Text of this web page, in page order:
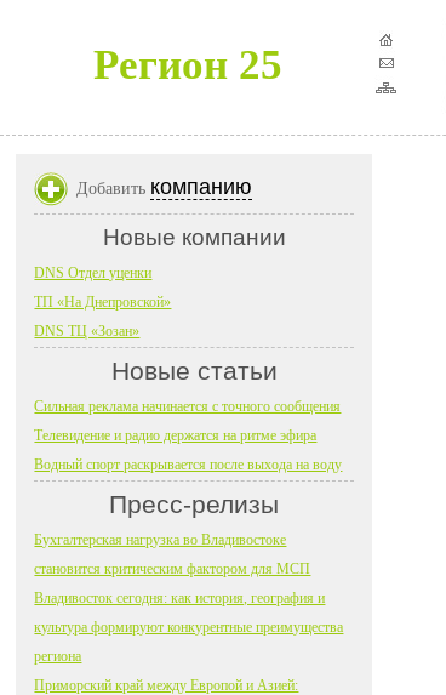
Регион 25
Добавить компанию
Новые компании
DNS Отдел уценки
ТП «На Днепровской»
DNS ТЦ «Зозан»
Новые статьи
Сильная реклама начинается с точного сообщения
Телевидение и радио держатся на ритме эфира
Водный спорт раскрывается после выхода на воду
Пресс-релизы
Бухгалтерская нагрузка во Владивостоке
становится критическим фактором для МСП
Владивосток сегодня: как история, география и
культура формируют конкурентные преимущества
региона
Приморский край между Европой и Азией: